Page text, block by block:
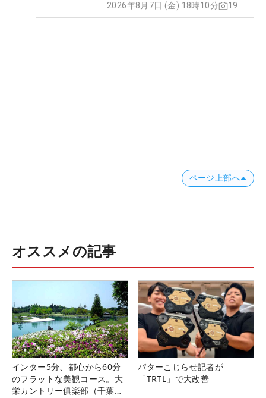
2026年8月7日 (金) 18時10分 19
ページ上部へ
オススメの記事
インター5分、都心から60分
のフラットな美観コース。大
栄カントリー俱楽部（千葉
パターこじらせ記者が
「TRTL」で大改善